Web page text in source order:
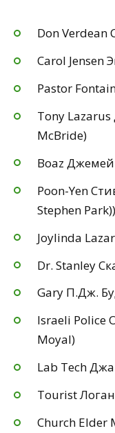
Don Verdean
Carol Jensen
Pastor
Tony
McBride)
Boaz
Poon-Yen
Stephen Park))
Joylinda
Dr. Stanley
Gary П.Дж.
Israeli Police
Moyal)
Lab Tech
Tourist
Church Elder